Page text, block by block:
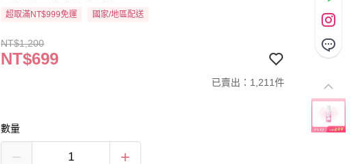
超取滿NT$999免運 國家/地區配送
NT$1,200
NT$699
已賣出：1,211件
數量